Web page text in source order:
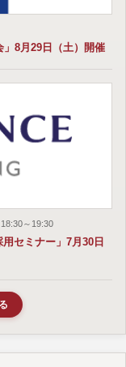
」8月29日（土）開催
～19:30
セミナー」7月30日